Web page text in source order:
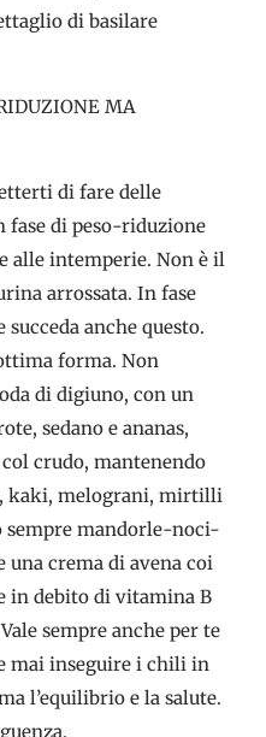
di basilare
MA
di fare delle
fase di peso-riduzione
alle intemperie. Non è il
arrossata. In fase
anche questo.
forma. Non
di digiuno, con un
sedano e ananas,
crudo, mantenendo
kaki, melograni, mirtilli
sempre mandorle-noci-
crema di avena coi
in debito di vitamina B
sempre anche per te
mai inseguire i chili in
l’equilibrio e la salute.